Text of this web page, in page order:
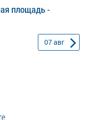
площадь -
07авг